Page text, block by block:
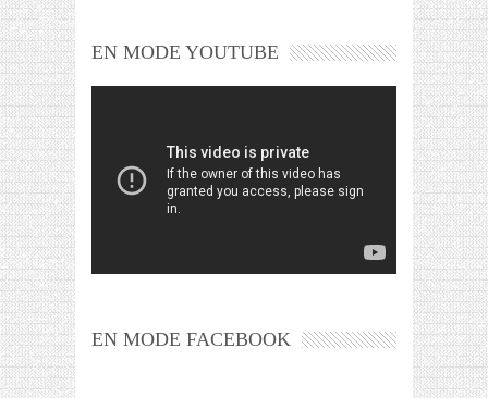
EN MODE YOUTUBE
EN MODE FACEBOOK